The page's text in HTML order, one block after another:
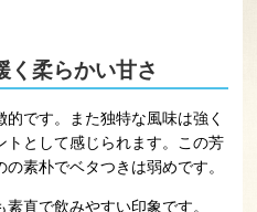
く柔らかい甘さ
です。また独特な風味は強く
トとして感じられます。この芳
素朴でベタつきは弱めです。
直で飲みやすい印象です。